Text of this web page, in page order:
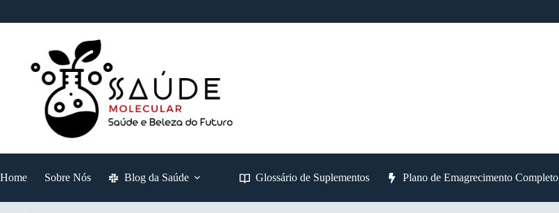
Home Sobre Nós Blog da Saúde Glossário de Suplementos Plano de Emagrecimento Completo